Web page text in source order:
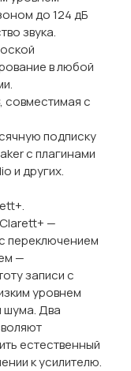
до 124 дБ
звука.
в любой
совместимая с
подписку
с плагинами
и других.
—
переключением
—
записи с
уровнем
шума. Два
естественный
к усилителю.